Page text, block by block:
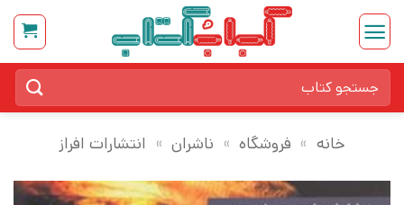
Skip
content
برای:
خانه » فروشگاه » ناشران » انتشارات افراز